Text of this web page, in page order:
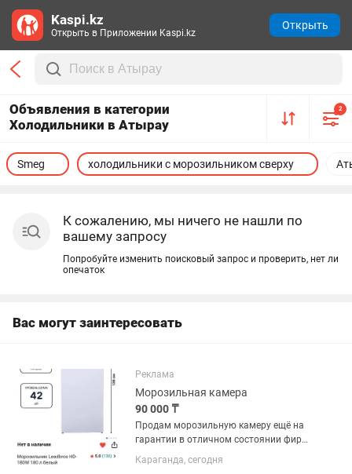
Объявления в категории
Холодильники в Атырау
2
Smeg холодильники с морозильником сверху
К сожалению, мы ничего не нашли по
вашему запросу
Попробуйте изменить поисковый запрос и проверить, нет ли
опечаток
Вас могут заинтересовать
Реклама
Морозильная камера
90 000 ₸
Продам морозильную камеру ещё на
гарантии в отличном состоянии фирма
LEADBROS.Продаю с связи переездом.
Камера на 180литров очень
Караганда, сегодня
Kaspi.kz
Открыть в Приложении Kaspi.kz
Открыть